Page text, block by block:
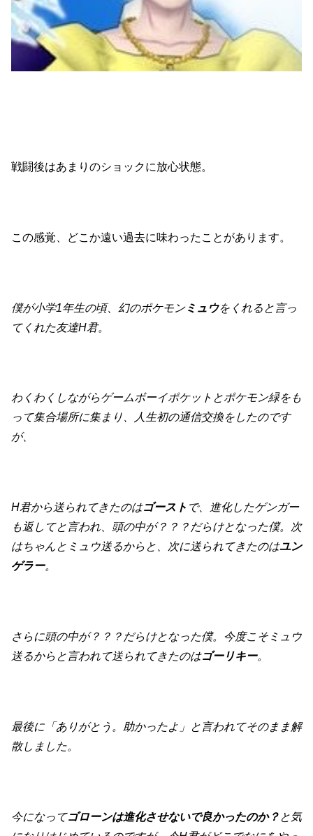
戦闘後はあまりのショックに放心状態。
この感覚、どこか遠い過去に味わったことがあります。
僕が小学1年生の頃、幻のポケモンミュウをくれると言っ
てくれた友達H君。
わくわくしながらゲームボーイポケットとポケモン緑をも
って集合場所に集まり、人生初の通信交換をしたのです
が、
H君から送られてきたのはゴースト で、進化したゲンガー
も返してと言われ、頭の中が？？？だらけとなった僕。次
はちゃんとミュウ送るからと、次に送られてきたのはユン
ゲラー。
さらに頭の中が？？？だらけとなった僕。今度こそミュウ
送るからと言われて送られてきたのはゴーリキー。
最後に「ありがとう。助かったよ」と言われてそのまま解
散しました。
今になってゴローンは進化させないで良かったのか？ と気